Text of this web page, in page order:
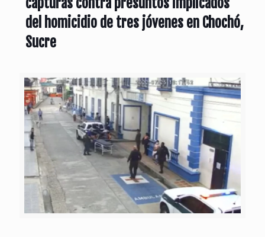
del homicidio de tres jóvenes en Chochó,
Sucre